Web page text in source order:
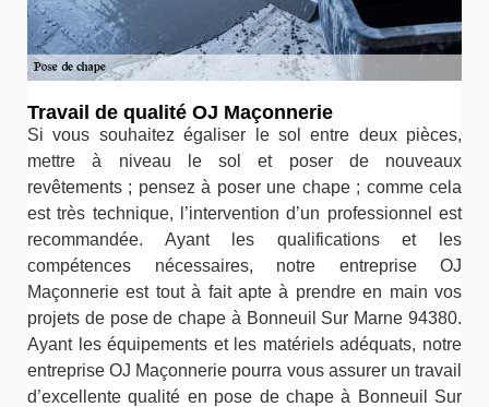
Travail de qualité OJ Maçonnerie
Si vous souhaitez égaliser le sol entre deux pièces,
mettre à niveau le sol et poser de nouveaux
revêtements ; pensez à poser une chape ; comme cela
est très technique, l’intervention d’un professionnel est
recommandée. Ayant les qualifications et les
compétences nécessaires, notre entreprise OJ
Maçonnerie est tout à fait apte à prendre en main vos
projets de pose de chape à Bonneuil Sur Marne 94380.
Ayant les équipements et les matériels adéquats, notre
entreprise OJ Maçonnerie pourra vous assurer un travail
d’excellente qualité en pose de chape à Bonneuil Sur